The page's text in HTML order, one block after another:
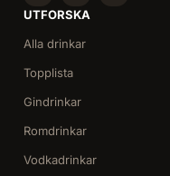
UTFORSKA
Alla drinkar
Topplista
Gindrinkar
Romdrinkar
Vodkadrinkar